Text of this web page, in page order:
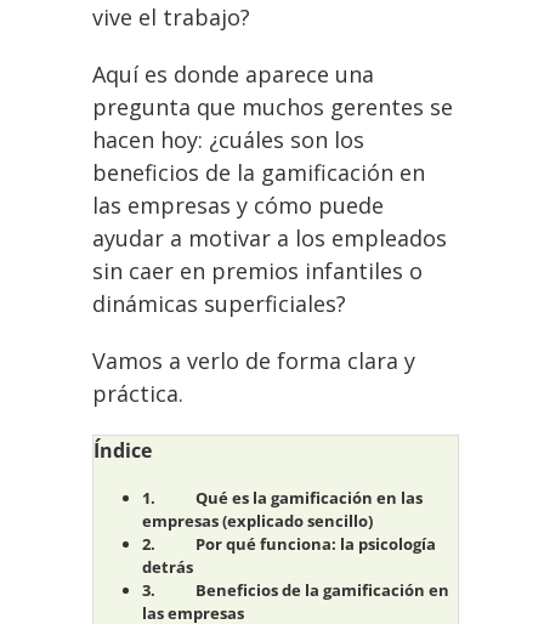
vive el trabajo?
Aquí es donde aparece una
pregunta que muchos gerentes se
hacen hoy: ¿cuáles son los
beneficios de la gamificación en
las empresas y cómo puede
ayudar a motivar a los empleados
sin caer en premios infantiles o
dinámicas superficiales?
Vamos a verlo de forma clara y
práctica.
Índice
Qué es la gamificación en las
empresas (explicado sencillo)
Por qué funciona: la psicología
detrás
Beneficios de la gamificación en
las empresas